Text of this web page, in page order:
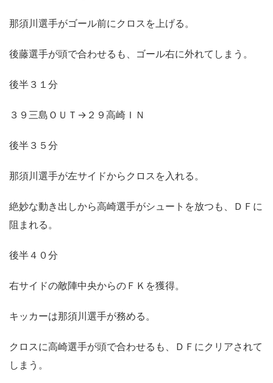
那須川選手がゴール前にクロスを上げる。
後藤選手が頭で合わせるも、ゴール右に外れてしまう。
後半３１分
３９三島ＯＵＴ→２９高崎ＩＮ
後半３５分
那須川選手が左サイドからクロスを入れる。
絶妙な動き出しから高崎選手がシュートを放つも、ＤＦに
阻まれる。
後半４０分
右サイドの敵陣中央からのＦＫを獲得。
キッカーは那須川選手が務める。
クロスに高崎選手が頭で合わせるも、ＤＦにクリアされて
しまう。